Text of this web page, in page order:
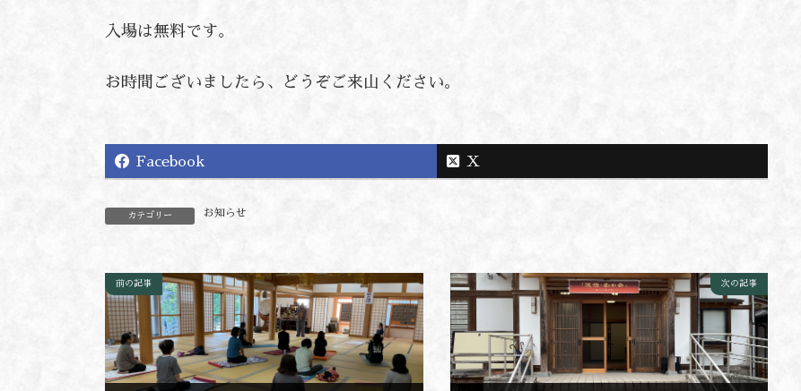
入場は無料です。
お時間ございましたら、どうぞご来山ください。
Facebook X
カテゴリー お知らせ
前の記事 次の記事